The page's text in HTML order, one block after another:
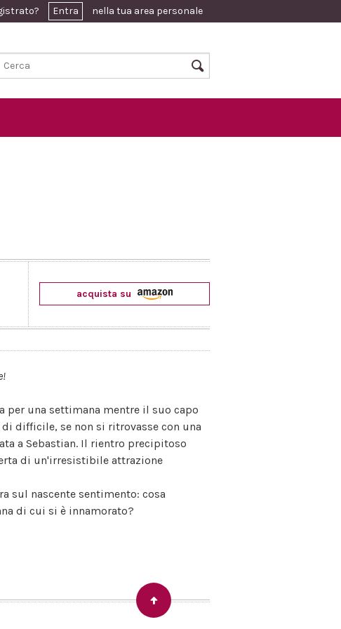
Entra nella tua area personale
acquista su
per una settimana mentre il suo capo
di difficile, se non si ritrovasse con una
a Sebastian. Il rientro precipitoso
di un'irresistibile attrazione
sul nascente sentimento: cosa
di cui si è innamorato?